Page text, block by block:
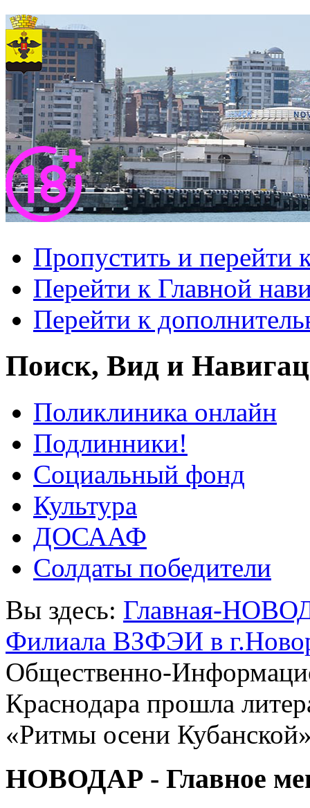
Пропустить и перейти
Перейти к Главной
Перейти к
Поиск, Вид и
Поликлиника онлайн
Подлинники!
Социальный фонд
Культура
ДОСААФ
Солдаты победители
Вы здесь: Главная-
Филиала ВЗФЭИ в
Общественно-
Краснодара прошла
«Ритмы осени
НОВОДАР - Главное